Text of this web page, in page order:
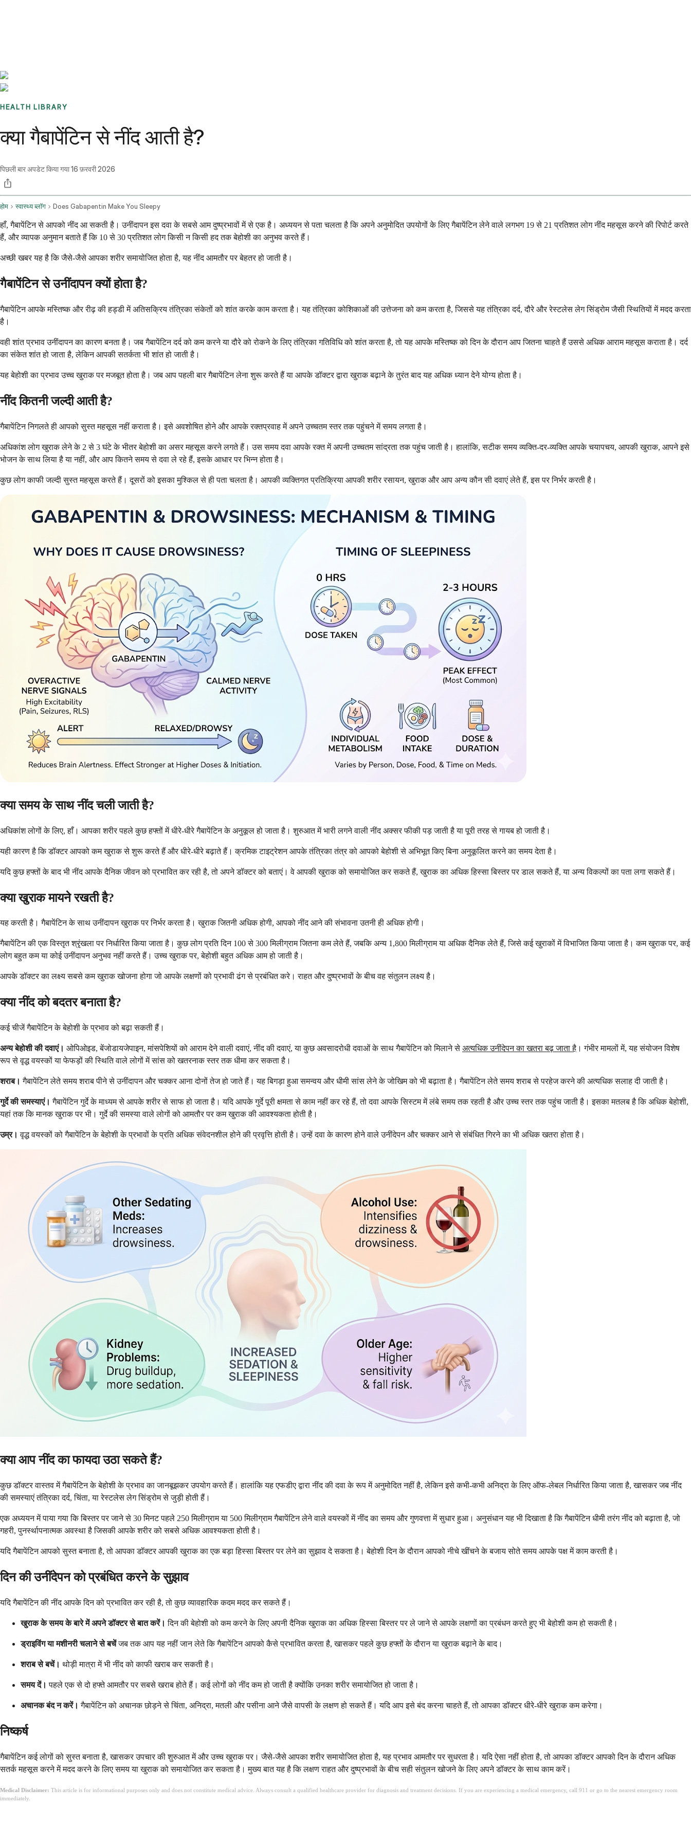
HEALTH LIBRARY
क्या गैबापेंटिन से नींद आती है?
पिछली बार अपडेट किया गया16 फ़रवरी 2026
होम स्वास्थ्य ब्लॉग Does Gabapentin Make You Sleepy
हाँ, गैबापेंटिन से आपको नींद आ सकती है। उनींदापन इस दवा के सबसे आम दुष्प्रभावों में से एक है। अध्ययन से पता चलता है कि अपने अनुमोदित उपयोगों के लिए गैबापेंटिन लेने वाले लगभग 19 से 21 प्रतिशत लोग नींद महसूस करने की रिपोर्ट करते
हैं, और व्यापक अनुमान बताते हैं कि 10 से 30 प्रतिशत लोग किसी न किसी हद तक बेहोशी का अनुभव करते हैं।
अच्छी खबर यह है कि जैसे-जैसे आपका शरीर समायोजित होता है, यह नींद आमतौर पर बेहतर हो जाती है।
गैबापेंटिन से उनींदापन क्यों होता है?
गैबापेंटिन आपके मस्तिष्क और रीढ़ की हड्डी में अतिसक्रिय तंत्रिका संकेतों को शांत करके काम करता है। यह तंत्रिका कोशिकाओं की उत्तेजना को कम करता है, जिससे यह तंत्रिका दर्द, दौरे और रेस्टलेस लेग सिंड्रोम जैसी स्थितियों में मदद करता
है।
वही शांत प्रभाव उनींदापन का कारण बनता है। जब गैबापेंटिन दर्द को कम करने या दौरे को रोकने के लिए तंत्रिका गतिविधि को शांत करता है, तो यह आपके मस्तिष्क को दिन के दौरान आप जितना चाहते हैं उससे अधिक आराम महसूस कराता है। दर्द
का संकेत शांत हो जाता है, लेकिन आपकी सतर्कता भी शांत हो जाती है।
यह बेहोशी का प्रभाव उच्च खुराक पर मजबूत होता है। जब आप पहली बार गैबापेंटिन लेना शुरू करते हैं या आपके डॉक्टर द्वारा खुराक बढ़ाने के तुरंत बाद यह अधिक ध्यान देने योग्य होता है।
नींद कितनी जल्दी आती है?
गैबापेंटिन निगलते ही आपको सुस्त महसूस नहीं कराता है। इसे अवशोषित होने और आपके रक्तप्रवाह में अपने उच्चतम स्तर तक पहुंचने में समय लगता है।
अधिकांश लोग खुराक लेने के 2 से 3 घंटे के भीतर बेहोशी का असर महसूस करने लगते हैं। उस समय दवा आपके रक्त में अपनी उच्चतम सांद्रता तक पहुंच जाती है। हालांकि, सटीक समय व्यक्ति-दर-व्यक्ति आपके चयापचय, आपकी खुराक, आपने इसे
भोजन के साथ लिया है या नहीं, और आप कितने समय से दवा ले रहे हैं, इसके आधार पर भिन्न होता है।
कुछ लोग काफी जल्दी सुस्त महसूस करते हैं। दूसरों को इसका मुश्किल से ही पता चलता है। आपकी व्यक्तिगत प्रतिक्रिया आपकी शरीर रसायन, खुराक और आप अन्य कौन सी दवाएं लेते हैं, इस पर निर्भर करती है।
क्या समय के साथ नींद चली जाती है?
अधिकांश लोगों के लिए, हाँ। आपका शरीर पहले कुछ हफ्तों में धीरे-धीरे गैबापेंटिन के अनुकूल हो जाता है। शुरुआत में भारी लगने वाली नींद अक्सर फीकी पड़ जाती है या पूरी तरह से गायब हो जाती है।
यही कारण है कि डॉक्टर आपको कम खुराक से शुरू करते हैं और धीरे-धीरे बढ़ाते हैं। क्रमिक टाइट्रेशन आपके तंत्रिका तंत्र को आपको बेहोशी से अभिभूत किए बिना अनुकूलित करने का समय देता है।
यदि कुछ हफ्तों के बाद भी नींद आपके दैनिक जीवन को प्रभावित कर रही है, तो अपने डॉक्टर को बताएं। वे आपकी खुराक को समायोजित कर सकते हैं, खुराक का अधिक हिस्सा बिस्तर पर डाल सकते हैं, या अन्य विकल्पों का पता लगा सकते हैं।
क्या खुराक मायने रखती है?
यह करती है। गैबापेंटिन के साथ उनींदापन खुराक पर निर्भर करता है। खुराक जितनी अधिक होगी, आपको नींद आने की संभावना उतनी ही अधिक होगी।
गैबापेंटिन की एक विस्तृत श्रृंखला पर निर्धारित किया जाता है। कुछ लोग प्रति दिन 100 से 300 मिलीग्राम जितना कम लेते हैं, जबकि अन्य 1,800 मिलीग्राम या अधिक दैनिक लेते हैं, जिसे कई खुराकों में विभाजित किया जाता है। कम खुराक पर, कई
लोग बहुत कम या कोई उनींदापन अनुभव नहीं करते हैं। उच्च खुराक पर, बेहोशी बहुत अधिक आम हो जाती है।
आपके डॉक्टर का लक्ष्य सबसे कम खुराक खोजना होगा जो आपके लक्षणों को प्रभावी ढंग से प्रबंधित करे। राहत और दुष्प्रभावों के बीच वह संतुलन लक्ष्य है।
क्या नींद को बदतर बनाता है?
कई चीजें गैबापेंटिन के बेहोशी के प्रभाव को बढ़ा सकती हैं।
अन्य बेहोशी की दवाएं। ओपिओइड, बेंजोडायजेपाइन, मांसपेशियों को आराम देने वाली दवाएं, नींद की दवाएं, या कुछ अवसादरोधी दवाओं के साथ गैबापेंटिन को मिलाने से अत्यधिक उनींदेपन का खतरा बढ़ जाता है । गंभीर मामलों में, यह संयोजन विशेष
रूप से वृद्ध वयस्कों या फेफड़ों की स्थिति वाले लोगों में सांस को खतरनाक स्तर तक धीमा कर सकता है।
शराब। गैबापेंटिन लेते समय शराब पीने से उनींदापन और चक्कर आना दोनों तेज हो जाते हैं। यह बिगड़ा हुआ समन्वय और धीमी सांस लेने के जोखिम को भी बढ़ाता है। गैबापेंटिन लेते समय शराब से परहेज करने की अत्यधिक सलाह दी जाती है।
गुर्दे की समस्याएं। गैबापेंटिन गुर्दे के माध्यम से आपके शरीर से साफ हो जाता है। यदि आपके गुर्दे पूरी क्षमता से काम नहीं कर रहे हैं, तो दवा आपके सिस्टम में लंबे समय तक रहती है और उच्च स्तर तक पहुंच जाती है। इसका मतलब है कि अधिक बेहोशी,
यहां तक ​​कि मानक खुराक पर भी। गुर्दे की समस्या वाले लोगों को आमतौर पर कम खुराक की आवश्यकता होती है।
उम्र। वृद्ध वयस्कों को गैबापेंटिन के बेहोशी के प्रभावों के प्रति अधिक संवेदनशील होने की प्रवृत्ति होती है। उन्हें दवा के कारण होने वाले उनींदेपन और चक्कर आने से संबंधित गिरने का भी अधिक खतरा होता है।
क्या आप नींद का फायदा उठा सकते हैं?
कुछ डॉक्टर वास्तव में गैबापेंटिन के बेहोशी के प्रभाव का जानबूझकर उपयोग करते हैं। हालांकि यह एफडीए द्वारा नींद की दवा के रूप में अनुमोदित नहीं है, लेकिन इसे कभी-कभी अनिद्रा के लिए ऑफ-लेबल निर्धारित किया जाता है, खासकर जब नींद
की समस्याएं तंत्रिका दर्द, चिंता, या रेस्टलेस लेग सिंड्रोम से जुड़ी होती हैं।
एक अध्ययन में पाया गया कि बिस्तर पर जाने से 30 मिनट पहले 250 मिलीग्राम या 500 मिलीग्राम गैबापेंटिन लेने वाले वयस्कों में नींद का समय और गुणवत्ता में सुधार हुआ। अनुसंधान यह भी दिखाता है कि गैबापेंटिन धीमी तरंग नींद को बढ़ाता है, जो
गहरी, पुनर्स्थापनात्मक अवस्था है जिसकी आपके शरीर को सबसे अधिक आवश्यकता होती है।
यदि गैबापेंटिन आपको सुस्त बनाता है, तो आपका डॉक्टर आपकी खुराक का एक बड़ा हिस्सा बिस्तर पर लेने का सुझाव दे सकता है। बेहोशी दिन के दौरान आपको नीचे खींचने के बजाय सोते समय आपके पक्ष में काम करती है।
दिन की उनींदेपन को प्रबंधित करने के सुझाव
यदि गैबापेंटिन की नींद आपके दिन को प्रभावित कर रही है, तो कुछ व्यावहारिक कदम मदद कर सकते हैं।
खुराक के समय के बारे में अपने डॉक्टर से बात करें। दिन की बेहोशी को कम करने के लिए अपनी दैनिक खुराक का अधिक हिस्सा बिस्तर पर ले जाने से आपके लक्षणों का प्रबंधन करते हुए भी बेहोशी कम हो सकती है।
ड्राइविंग या मशीनरी चलाने से बचेंजब तक आप यह नहीं जान लेते कि गैबापेंटिन आपको कैसे प्रभावित करता है, खासकर पहले कुछ हफ्तों के दौरान या खुराक बढ़ाने के बाद।
शराब से बचें। थोड़ी मात्रा में भी नींद को काफी खराब कर सकती है।
समय दें। पहले एक से दो हफ्ते आमतौर पर सबसे खराब होते हैं। कई लोगों को नींद कम हो जाती है क्योंकि उनका शरीर समायोजित हो जाता है।
अचानक बंद न करें। गैबापेंटिन को अचानक छोड़ने से चिंता, अनिद्रा, मतली और पसीना आने जैसे वापसी के लक्षण हो सकते हैं। यदि आप इसे बंद करना चाहते हैं, तो आपका डॉक्टर धीरे-धीरे खुराक कम करेगा।
निष्कर्ष
गैबापेंटिन कई लोगों को सुस्त बनाता है, खासकर उपचार की शुरुआत में और उच्च खुराक पर। जैसे-जैसे आपका शरीर समायोजित होता है, यह प्रभाव आमतौर पर सुधरता है। यदि ऐसा नहीं होता है, तो आपका डॉक्टर आपको दिन के दौरान अधिक
सतर्क महसूस करने में मदद करने के लिए समय या खुराक को समायोजित कर सकता है। मुख्य बात यह है कि लक्षण राहत और दुष्प्रभावों के बीच सही संतुलन खोजने के लिए अपने डॉक्टर के साथ काम करें।
Medical Disclaimer: This article is for informational purposes only and does not constitute medical advice. Always consult a qualified healthcare provider for diagnosis and treatment decisions. If you are experiencing a medical emergency, call 911 or go to the nearest emergency room
immediately.